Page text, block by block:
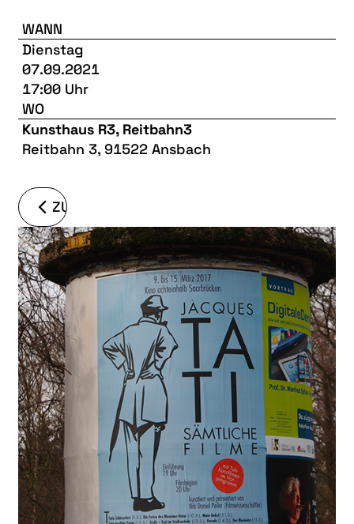
BEFREUNDETE KUNSTVEREINE
WANN
Dienstag
07.09.2021
17:00 Uhr
WO
Kunsthaus R3, Reitbahn3
Reitbahn 3, 91522 Ansbach
ZURÜCK